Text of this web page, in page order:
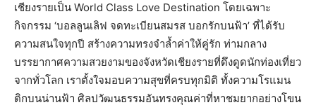
เชียงรายเป็น World Class Love Destination โดยเฉพาะ
กิจกรรม ‘บอลลูนเลิฟ จดทะเบียนสมรส บอกรักบนฟ้า’ ที่ได้รับ
ความสนใจทุกปี สร้างความทรงจำล้ำค่าให้คู่รัก ท่ามกลาง
บรรยากาศความสวยงามของจังหวัดเชียงรายที่ดึงดูดนักท่องเที่ยว
จากทั่วโลก เราตั้งใจมอบความสุขที่ครบทุกมิติ ทั้งความโรแมน
ติกบนน่านฟ้า ศิลปวัฒนธรรมอันทรงคุณค่าที่หาชมยากอย่างโขน